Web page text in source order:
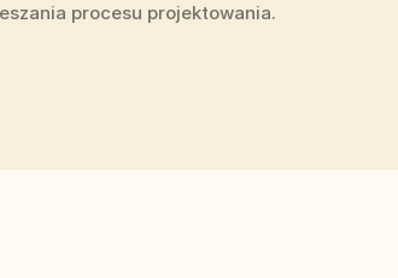
procesu projektowania.